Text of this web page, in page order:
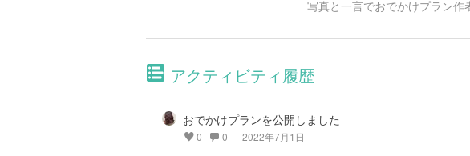
写真と一言でおでかけプラン作
アクティビティ履歴
おでかけプランを公開しました
0 0 2022年7月1日